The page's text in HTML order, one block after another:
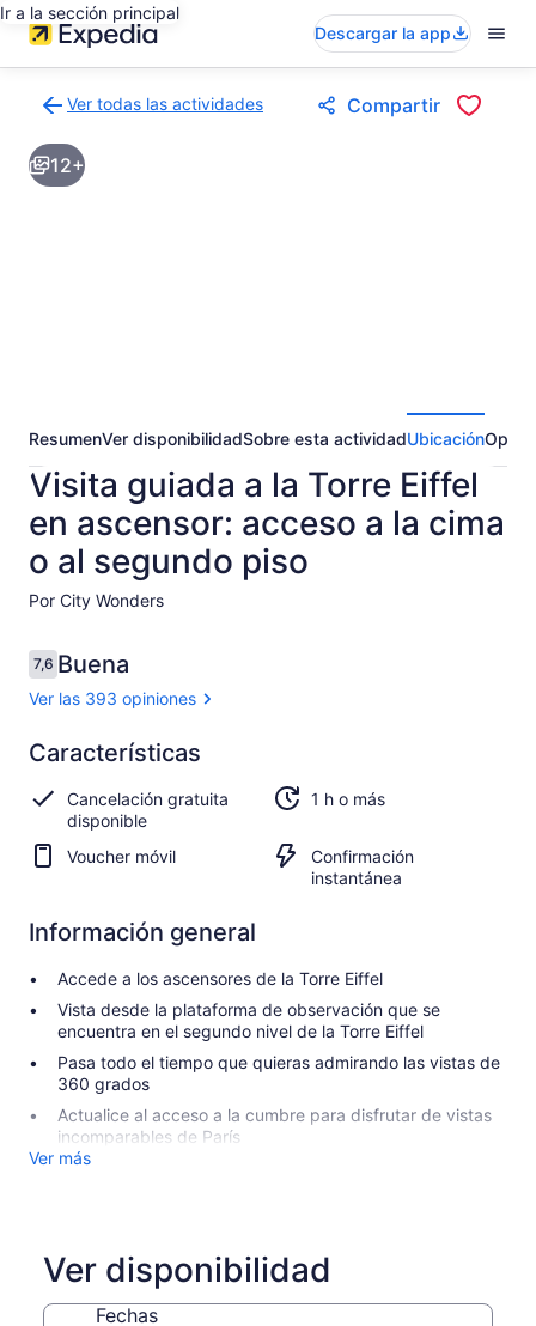
Ir a la sección principal
Descargar la app
Ver todas las actividades
a
la
página
Compartir
12+
ResumenVer disponibilidadSobre esta actividadUbicación
Visita guiada a la Torre Eiffel
en ascensor: acceso a la cima
o al segundo piso
Por City Wonders
Opiniones
7,67,6 de 10
Buena
Ver las 393 opiniones
7.67.6 de 10
Buena
Ver 393
opiniones
Características
Cancelación gratuita
disponible
1 h o más
Voucher móvil
Confirmación
instantánea
Información general
Accede a los ascensores de la Torre Eiffel
Vista desde la plataforma de observación que se
encuentra en el segundo nivel de la Torre Eiffel
Pasa todo el tiempo que quieras admirando las vistas de
360 grados
Actualice al acceso a la cumbre para disfrutar de vistas
incomparables de París
Ver más
Ver disponibilidad
Fechas